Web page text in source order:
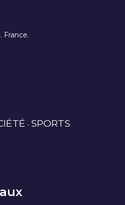
France.
SPORTS